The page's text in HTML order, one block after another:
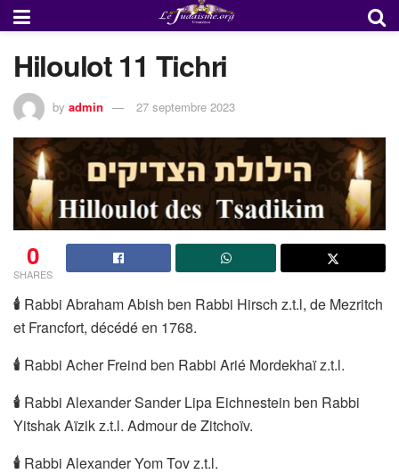
Hiloulot 11 Tichri
by admin 27 septembre 2023
0
SHARES
🕯 Rabbi Abraham Abish ben Rabbi Hirsch z.t.l, de Mezritch
et Francfort, décédé en 1768.
🕯 Rabbi Acher Freind ben Rabbi Arié Mordekhaï z.t.l.
🕯 Rabbi Alexander Sander Lipa Eichnestein ben Rabbi
Yitshak Aïzik z.t.l. Admour de Zitchoïv.
🕯 Rabbi Alexander Yom Tov z.t.l.